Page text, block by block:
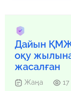
Дайын
оқу
жасалған
Жаңа